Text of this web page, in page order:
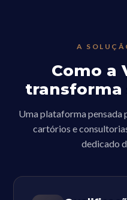
A
Como a
transforma
Uma plataforma pensada
cartórios e
dedicado